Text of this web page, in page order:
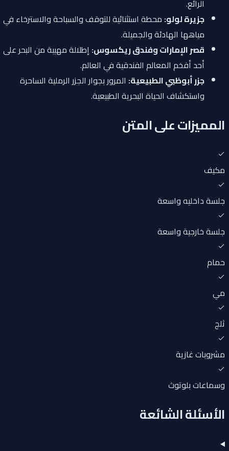
الرائع.
جزيرة لولو:محطة استثنائية للتوقف والسباحة والاسترخاء في
مياهها الهادئة والجميلة.
قصر الإمارات وفندق ريكسوس:إطلالة مهيبة من البحر على
أحد أفخم المعالم الفندقية في العالم.
جزر أبوظبي الطبيعية:المرور بجوار الجزر الرملية الساحرة
واستكشاف الحياة البحرية الطبيعية.
المميزات على المتن
مكيف
جلسة داخليه واسعة
جلسة خارجية واسعة
حمام
مي
ثلج
مشروبات غازية
وسماعات بلوتوث
الأسئلة الشائعة